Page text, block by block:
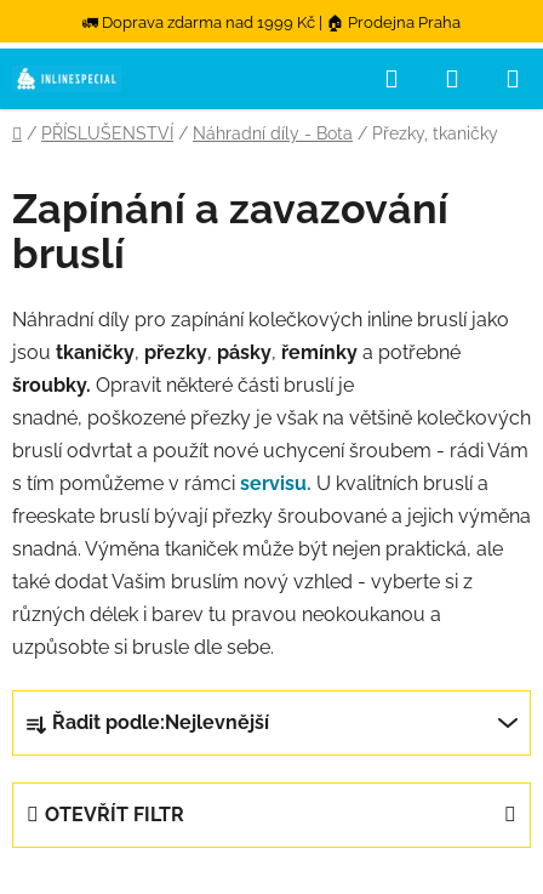
🚛 Doprava zdarma nad 1999 Kč | 🏠 Prodejna Praha
Přejít na obsah
Hledat
Domů
/ PŘÍSLUŠENSTVÍ / Náhradní díly - Bota / Přezky, tkaničky
Zapínání a zavazování
bruslí
Náhradní díly pro zapínání kolečkových inline bruslí jako
jsou tkaničky, přezky, pásky, řemínky a potřebné
šroubky. Opravit některé části bruslí je
snadné, poškozené přezky je však na většině kolečkových
bruslí odvrtat a použít nové uchycení šroubem - rádi Vám
s tím pomůžeme v rámci servisu. U kvalitních bruslí a
freeskate bruslí bývají přezky šroubované a jejich výměna
snadná. Výměna tkaniček může být nejen praktická, ale
také dodat Vašim bruslím nový vzhled - vyberte si z
různých délek i barev tu pravou neokoukanou a
uzpůsobte si brusle dle sebe.
Řazení produktů
Řadit podle: Nejlevnější
OTEVŘÍT FILTR